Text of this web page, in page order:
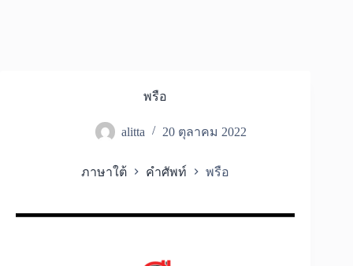
พรือ
alitta 20 ตุลาคม 2022
ภาษาใต้ คำศัพท์ พรือ